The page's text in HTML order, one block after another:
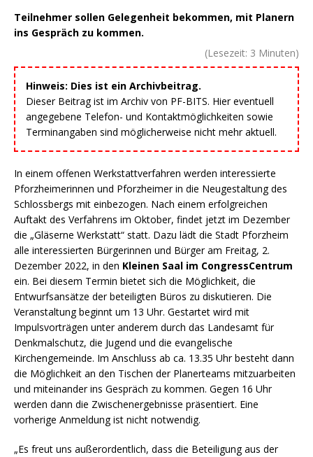
Teilnehmer sollen Gelegenheit bekommen, mit Planern
ins Gespräch zu kommen.
(Lesezeit: 3 Minuten)
Hinweis: Dies ist ein Archivbeitrag.
Dieser Beitrag ist im Archiv von PF-BITS. Hier eventuell
angegebene Telefon- und Kontaktmöglichkeiten sowie
Terminangaben sind möglicherweise nicht mehr aktuell.
In einem offenen Werkstattverfahren werden interessierte
Pforzheimerinnen und Pforzheimer in die Neugestaltung des
Schlossbergs mit einbezogen. Nach einem erfolgreichen
Auftakt des Verfahrens im Oktober, findet jetzt im Dezember
die „Gläserne Werkstatt“ statt. Dazu lädt die Stadt Pforzheim
alle interessierten Bürgerinnen und Bürger am Freitag, 2.
Dezember 2022, in den Kleinen Saal im CongressCentrum
ein. Bei diesem Termin bietet sich die Möglichkeit, die
Entwurfsansätze der beteiligten Büros zu diskutieren. Die
Veranstaltung beginnt um 13 Uhr. Gestartet wird mit
Impulsvorträgen unter anderem durch das Landesamt für
Denkmalschutz, die Jugend und die evangelische
Kirchengemeinde. Im Anschluss ab ca. 13.35 Uhr besteht dann
die Möglichkeit an den Tischen der Planerteams mitzuarbeiten
und miteinander ins Gespräch zu kommen. Gegen 16 Uhr
werden dann die Zwischenergebnisse präsentiert. Eine
vorherige Anmeldung ist nicht notwendig.
„Es freut uns außerordentlich, dass die Beteiligung aus der